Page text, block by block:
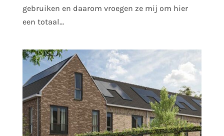
gebruiken en daarom vroegen ze mij om hier
een totaal...